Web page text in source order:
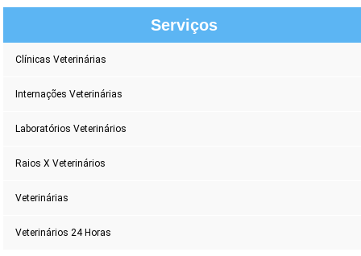
Serviços
Clínicas Veterinárias
Internações Veterinárias
Laboratórios Veterinários
Raios X Veterinários
Veterinárias
Veterinários 24 Horas